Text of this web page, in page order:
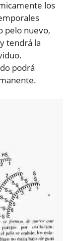
los
pelo nuevo,
tendrá la
podrá